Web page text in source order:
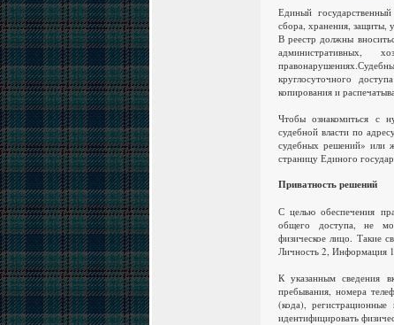
Единый
сбора, хранения, защиты,
В реестр должны
административных,
правонарушениях.
круглосуточного
копирования и
Чтобы ознакомиться с
судебной власти по
судебных решений» или
страницу Единого
Приватность решений
С целью обеспечения
общего доступа, не
физическое лицо. Такие
Личность 2, Информация
К указанным сведения
пребывания, номера
(кода),
идентифицировать